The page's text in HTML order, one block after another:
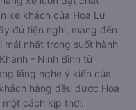
xe khách của Hoa Lư
đủ tiện nghi, mang đến
nhất trong suốt hành
- Ninh Bình từ
lắng nghe ý kiến của
hàng đều được Hoa
cách kịp thời.